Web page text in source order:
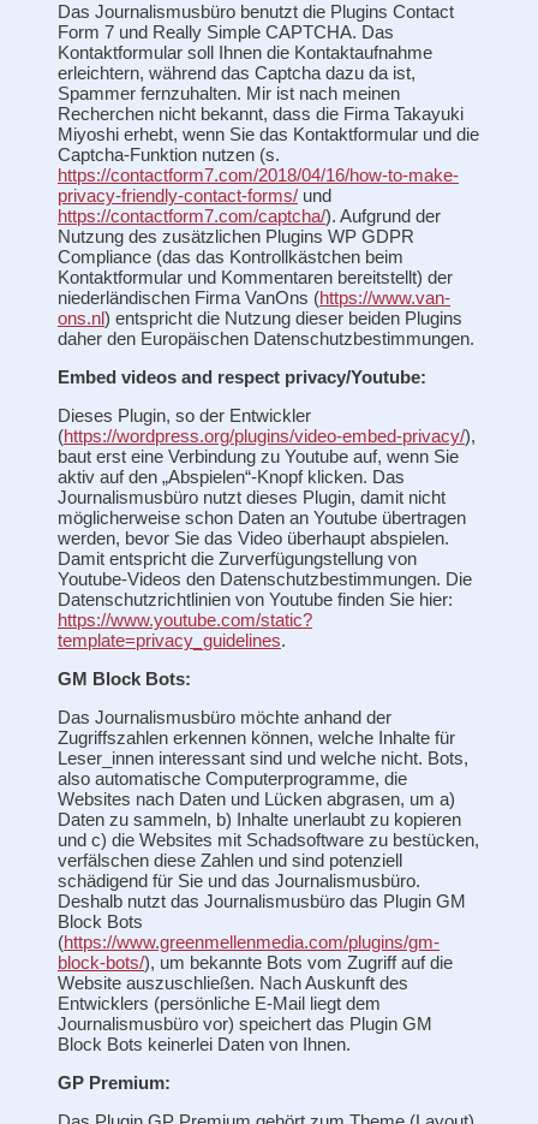
Das Journalismusbüro benutzt die Plugins Contact
Form 7 und Really Simple CAPTCHA. Das
Kontaktformular soll Ihnen die Kontaktaufnahme
erleichtern, während das Captcha dazu da ist,
Spammer fernzuhalten. Mir ist nach meinen
Recherchen nicht bekannt, dass die Firma Takayuki
Miyoshi erhebt, wenn Sie das Kontaktformular und die
Captcha-Funktion nutzen (s.
https://contactform7.com/2018/04/16/how-to-make-
privacy-friendly-contact-forms/ und
https://contactform7.com/captcha/). Aufgrund der
Nutzung des zusätzlichen Plugins WP GDPR
Compliance (das das Kontrollkästchen beim
Kontaktformular und Kommentaren bereitstellt) der
niederländischen Firma VanOns (https://www.van-
ons.nl) entspricht die Nutzung dieser beiden Plugins
daher den Europäischen Datenschutzbestimmungen.
Embed videos and respect privacy/Youtube:
Dieses Plugin, so der Entwickler
(https://wordpress.org/plugins/video-embed-privacy/),
baut erst eine Verbindung zu Youtube auf, wenn Sie
aktiv auf den „Abspielen“-Knopf klicken. Das
Journalismusbüro nutzt dieses Plugin, damit nicht
möglicherweise schon Daten an Youtube übertragen
werden, bevor Sie das Video überhaupt abspielen.
Damit entspricht die Zurverfügungstellung von
Youtube-Videos den Datenschutzbestimmungen. Die
Datenschutzrichtlinien von Youtube finden Sie hier:
https://www.youtube.com/static?
template=privacy_guidelines.
GM Block Bots:
Das Journalismusbüro möchte anhand der
Zugriffszahlen erkennen können, welche Inhalte für
Leser_innen interessant sind und welche nicht. Bots,
also automatische Computerprogramme, die
Websites nach Daten und Lücken abgrasen, um a)
Daten zu sammeln, b) Inhalte unerlaubt zu kopieren
und c) die Websites mit Schadsoftware zu bestücken,
verfälschen diese Zahlen und sind potenziell
schädigend für Sie und das Journalismusbüro.
Deshalb nutzt das Journalismusbüro das Plugin GM
Block Bots
(https://www.greenmellenmedia.com/plugins/gm-
block-bots/), um bekannte Bots vom Zugriff auf die
Website auszuschließen. Nach Auskunft des
Entwicklers (persönliche E-Mail liegt dem
Journalismusbüro vor) speichert das Plugin GM
Block Bots keinerlei Daten von Ihnen.
GP Premium: